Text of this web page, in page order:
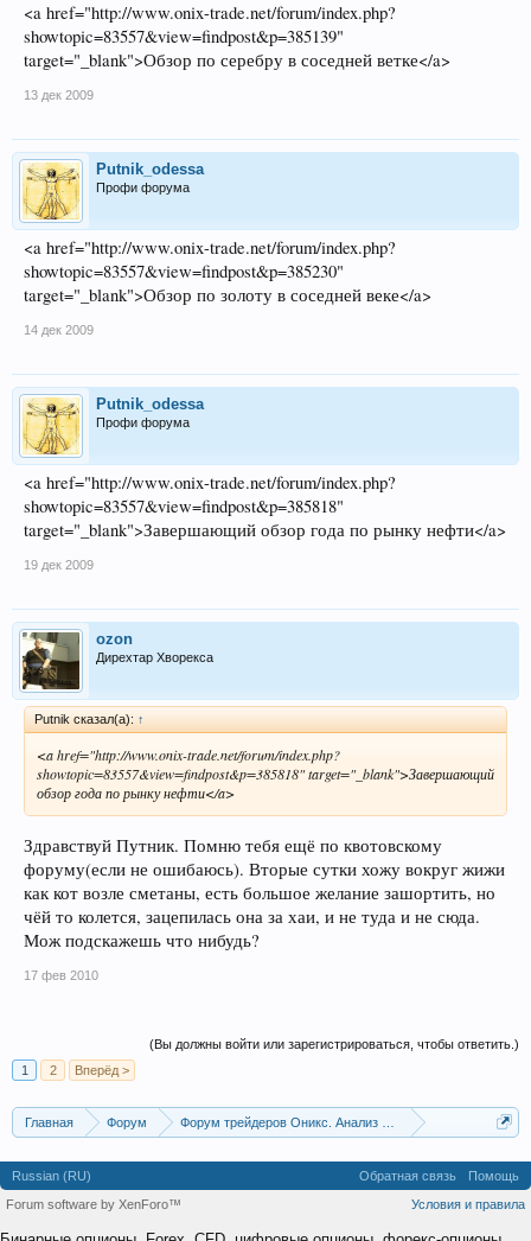
<a href="http://www.onix-trade.net/forum/index.php?
showtopic=83557&view=findpost&p=385139"
target="_blank">Обзор по серебру в соседней ветке</a>
13 дек 2009
Putnik_odessa
Профи форума
<a href="http://www.onix-trade.net/forum/index.php?
showtopic=83557&view=findpost&p=385230"
target="_blank">Обзор по золоту в соседней веке</a>
14 дек 2009
Putnik_odessa
Профи форума
<a href="http://www.onix-trade.net/forum/index.php?
showtopic=83557&view=findpost&p=385818"
target="_blank">Завершающий обзор года по рынку нефти</a>
19 дек 2009
ozon
Дирехтар Хворекса
Рutnik сказал(а): ↑
<a href="http://www.onix-trade.net/forum/index.php?
showtopic=83557&view=findpost&p=385818" target="_blank">Завершающий
обзор года по рынку нефти</a>
Здравствуй Путник. Помню тебя ещё по квотовскому
форуму(если не ошибаюсь). Вторые сутки хожу вокруг жижи
как кот возле сметаны, есть большое желание зашортить, но
чёй то колется, зацепилась она за хаи, и не туда и не сюда.
Мож подскажешь что нибудь?
17 фев 2010
(Вы должны войти или зарегистрироваться, чтобы ответить.)
1
2 Вперёд >
Главная Форум
Форум трейдеров Оникс. Анализ и обсуждение рынка
Russian (RU)
Обратная связь
Помощь
Условия и правила
Forum software by XenForo™